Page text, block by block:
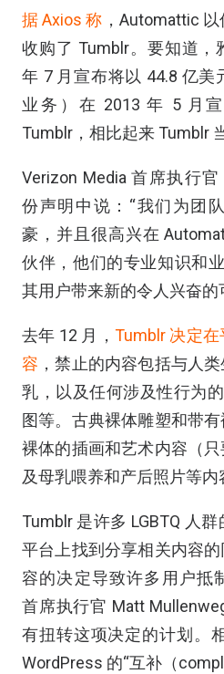
据 Axios 称 ，Automattic
收购了 Tumblr。要知道，
年 7 月宣布将以 44.8 亿美
业务）在 2013 年 5 月
Tumblr，相比起来 Tumblr
Verizon Media 首席执行官
份声明中说：“我们为团
豪，并且很高兴在
伙伴，他们的专业知识和
其用户带来新的令人兴奋的
去年 12 月， Tumblr 决定
容 ，禁止的内容包括与人
乳，以及任何涉及性行为
图等。古典裸体雕塑和带
裸体的插画和艺术内容（
及母乳喂养和产后照片等内
Tumblr 是许多 LGBTQ 人
平台上找到分享相关内容
容的决定导致许多用户抵
首席执行官 Matt
有扭转这项决定的计划。
WordPress 的“互补（